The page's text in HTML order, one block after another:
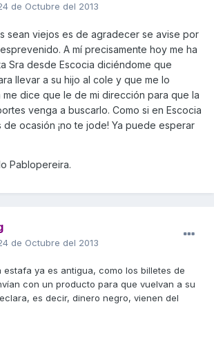
de Octubre del 2013
sean viejos es de agradecer se avise por
A mí precisamente hoy me ha
Sra desde Escocia diciéndome que
llevar a su hijo al cole y que me lo
me dice que le de mi dirección para que la
venga a buscarlo. Como si en Escocia
ocasión ¡no te jode! Ya puede esperar
Pablopereira.
de Octubre del 2013
estafa ya es antigua, como los billetes de
con un producto para que vuelvan a su
es decir, dinero negro, vienen del